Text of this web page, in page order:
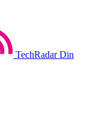
TechRadar Din